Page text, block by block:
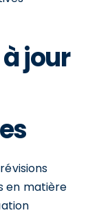
jour
en matière